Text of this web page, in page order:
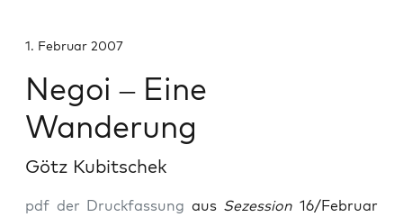
1. Februar 2007
Negoi – Eine
Wanderung
Götz Kubitschek
pdf der Druckfassung aus Sezession16/Februar